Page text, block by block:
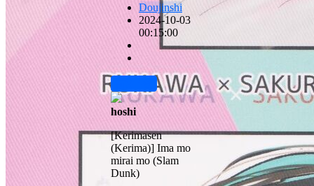
Doujinshi
2024-10-03
00:15:00
hoshi
[Kerimasen
(Kerima)] Ima mo
mirai mo (Slam
Dunk)